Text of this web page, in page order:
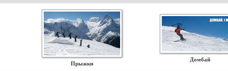
Прыжки
Домбай